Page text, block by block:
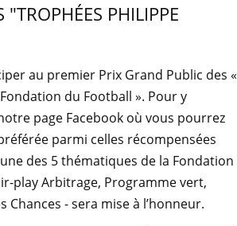
PHILIPPE
au premier Prix Grand Public des «
du Football ». Pour y
page Facebook où vous pourrez
parmi celles récompensées
des 5 thématiques de la Fondation
play Arbitrage, Programme vert,
Chances - sera mise à l’honneur.